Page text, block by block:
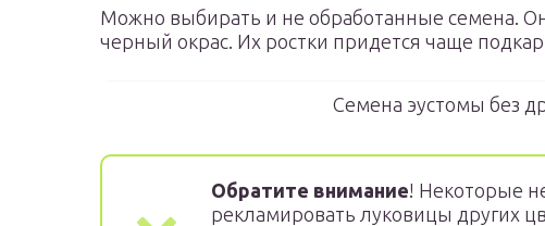
Можно выбирать и не обработанные семена.
черный окрас. Их ростки придется чаще
Семена эустомы без
Обратите внимание! Некоторые
рекламировать луковицы других